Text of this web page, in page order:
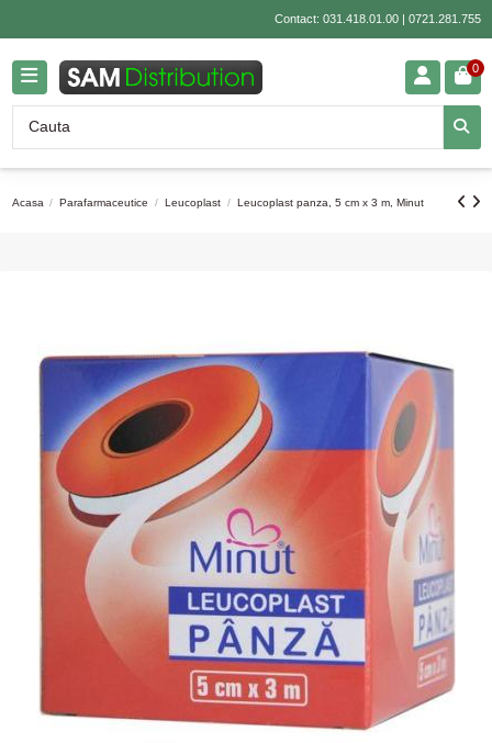
Contact: 031.418.01.00| 0721.281.755
0
Acasa Parafarmaceutice Leucoplast Leucoplast panza, 5 cm x 3 m, Minut